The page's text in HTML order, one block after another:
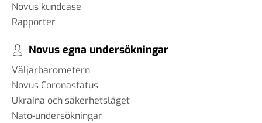
Novus kundcase
Rapporter
Novus egna undersökningar
Väljarbarometern
Novus Coronastatus
Ukraina och säkerhetsläget
Nato-undersökningar